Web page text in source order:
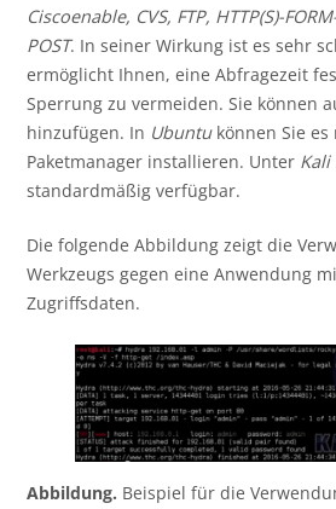
Ciscoenable, CVS, FTP, HTTP(S)-
POST. In seiner Wirkung ist es sehr
ermöglicht Ihnen, eine Abfragezeit
Sperrung zu vermeiden. Sie können
hinzufügen. In Ubuntukönnen Sie es
Paketmanager installieren. Unter Kali
standardmäßig verfügbar.
Die folgende Abbildung zeigt die
Werkzeugs gegen eine Anwendung
Zugriffsdaten.
Abbildung. Beispiel für die